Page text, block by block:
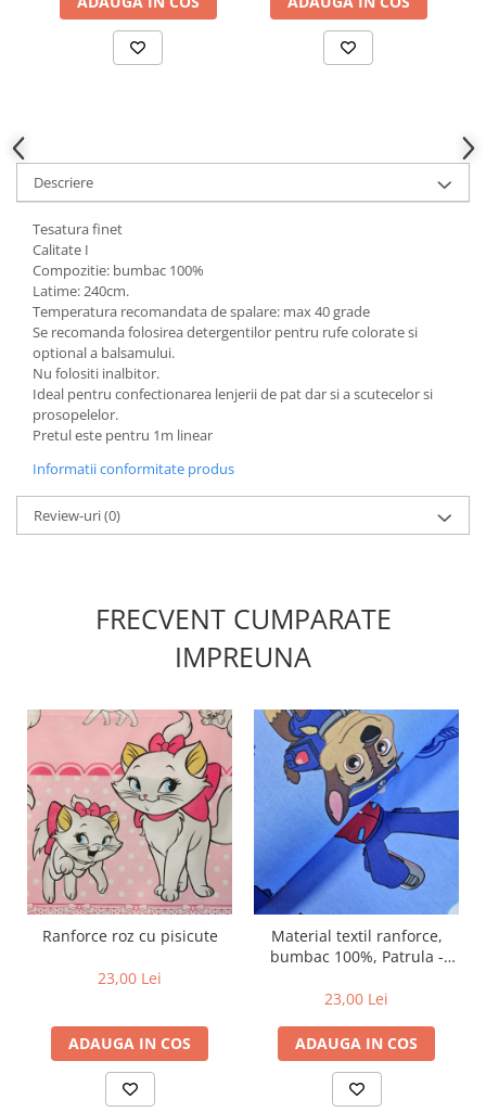
Descriere
Tesatura finet
Calitate I
Compozitie: bumbac 100%
Latime: 240cm.
Temperatura recomandata de spalare: max 40 grade
Se recomanda folosirea detergentilor pentru rufe colorate si
optional a balsamului.
Nu folositi inalbitor.
Ideal pentru confectionarea lenjerii de pat dar si a scutecelor si
prosopelelor.
Pretul este pentru 1m linear
Informatii conformitate produs
Review-uri(0)
FRECVENT CUMPARATE
IMPREUNA
Ranforce roz cu pisicute
23,00 Lei
ADAUGA IN COS
Material textil ranforce,
bumbac 100%, Patrula -
23,00 Lei
ADAUGA IN COS